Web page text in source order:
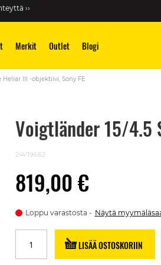
››
Merkit Outlet Blogi
III -objektiivi, Sony FE
Voigtländer 15/4.5
24V19662
819,00 €
Loppu varastosta Näytä
LISÄÄ OSTOSKORIIN